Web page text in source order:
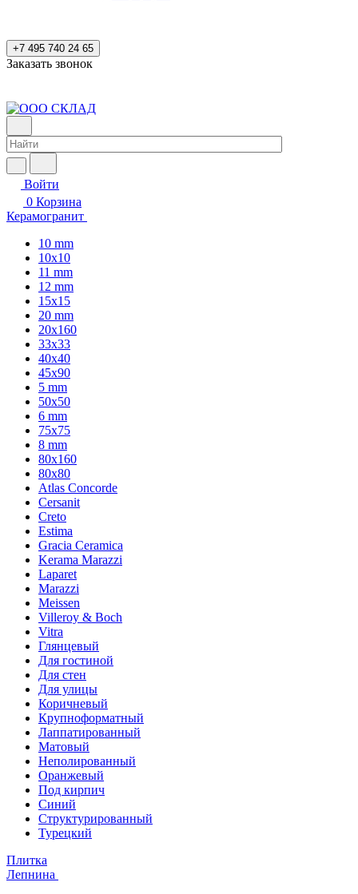
+7 495 740 24 65
Заказать звонок
Войти
0 Корзина
Керамогранит
10 mm
10x10
11 mm
12 mm
15x15
20 mm
20х160
33x33
40х40
45x90
5 mm
50x50
6 mm
75х75
8 mm
80x160
80x80
Atlas Concorde
Cersanit
Creto
Estima
Gracia Ceramica
Kerama Marazzi
Laparet
Marazzi
Meissen
Villeroy & Boch
Vitra
Глянцевый
Для гостиной
Для стен
Для улицы
Коричневый
Крупноформатный
Лаппатированный
Матовый
Неполированный
Оранжевый
Под кирпич
Синий
Структурированный
Турецкий
Плитка
Лепнина